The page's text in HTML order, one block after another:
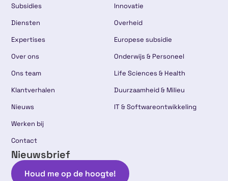
Subsidies
Diensten
Expertises
Over ons
Ons team
Klantverhalen
Nieuws
Werken bij
Contact
Innovatie
Overheid
Europese subsidie
Onderwijs & Personeel
Life Sciences & Health
Duurzaamheid & Milieu
IT & Softwareontwikkeling
Nieuwsbrief
Houd me op de hoogte!